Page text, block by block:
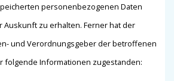
personenbezogenen Daten
Auskunft zu erhalten. Ferner hat der
und Verordnungsgeber der betroffenen
folgende Informationen zugestanden: